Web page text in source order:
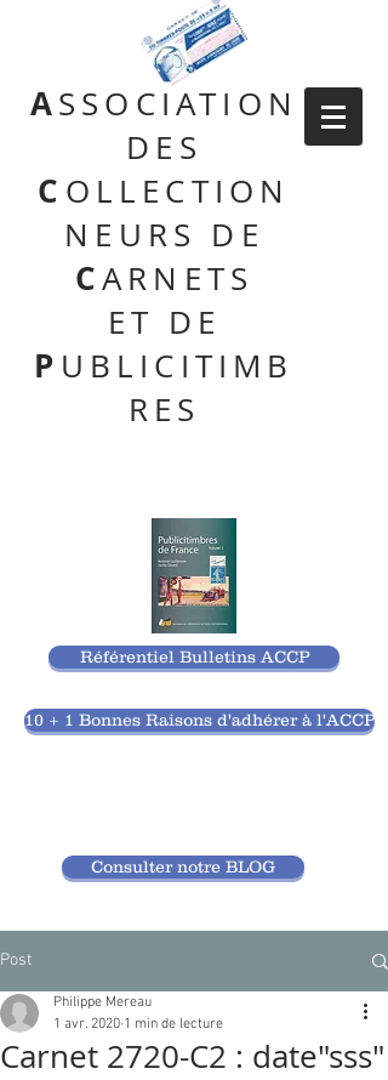
ASSOCIATION
DES
C OLLECTION
NEURS DE
CARNETS
ET DE
P UBLICITIMB
RES
Référentiel Bulletins ACCP
10 + 1 Bonnes Raisons d'adhérer à l'ACCP
Consulter notre BLOG
Post
Carnet 2720-C2 : date"sss"
Philippe Mereau
1 avr. 2020 1 min de lecture